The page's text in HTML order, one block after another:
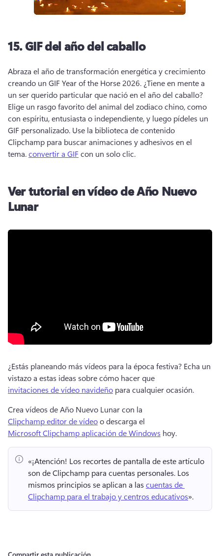
15.GIF del año del caballo
Abraza el año de transformación energética y crecimiento
creando un GIF Year of the Horse 2026. ¿Tiene en mente a
Elige un rasgo favorito del animal del zodiaco chino, como
con espíritu, entusiasta o independiente, y luego pídeles un
GIF personalizado. Use la biblioteca de contenido
Clipchamp para buscar animaciones y adhesivos en el
tema. convertir a GIF con un solo clic.
Ver tutorial en vídeo de Año Nuevo
Lunar
¿Estás planeando más vídeos para la época festiva? Echa un
vistazo a estas ideas sobre cómo hacer que
invitaciones de vídeo navideño para cualquier ocasión.
Crea vídeos de Año Nuevo Lunar con la
Clipchamp editor de vídeo o descarga el
Microsoft Clipchamp aplicación de Windows hoy.
«¡Atención! Los recortes de pantalla de este artículo
son de Clipchamp para cuentas personales. Los
mismos principios se aplican a las cuentas de
Clipchamp para el trabajo y centros educativos».